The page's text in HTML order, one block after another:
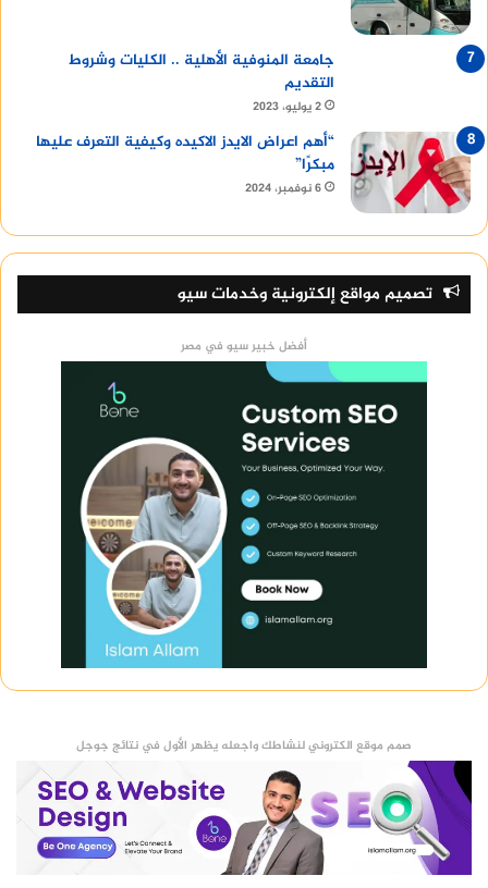
جامعة المنوفية الأهلية .. الكليات وشروط
التقديم
2 يوليو، 2023
“أهم اعراض الايدز الاكيده وكيفية التعرف عليها
مبكرًا”
6 نوفمبر، 2024
تصميم مواقع إلكترونية وخدمات سيو
أفضل خبير سيو في مصر
صمم موقع الكتروني لنشاطك واجعله يظهر الأول في نتائج جوجل